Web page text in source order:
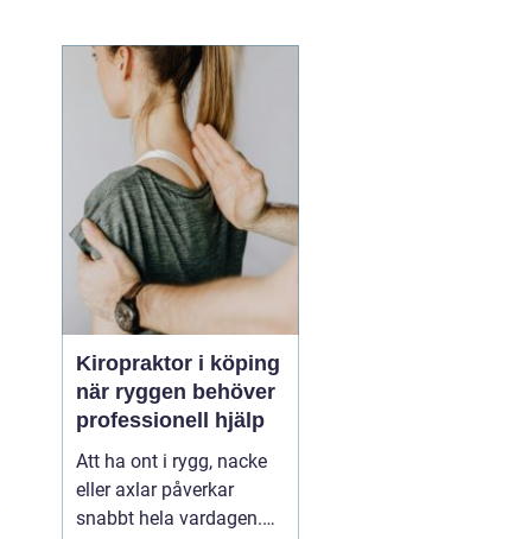
människor sökerefter
tandvård Karlskrona
handlar
Kiropraktor i köping
när ryggen behöver
professionell hjälp
Att ha ont i rygg, nacke
eller axlar påverkar
snabbt hela vardagen.